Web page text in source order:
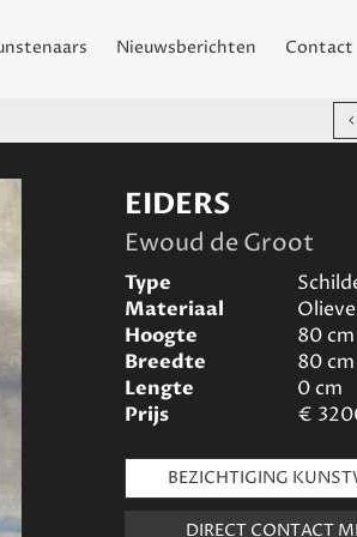
Nieuwsberichten Contact
EIDERS
Ewoud de Groot
Type
Materiaal
Hoogte
80cm
Breedte
80cm
Lengte
0cm
Prijs
€
BEZICHTIGING
DIRECT CONTACT